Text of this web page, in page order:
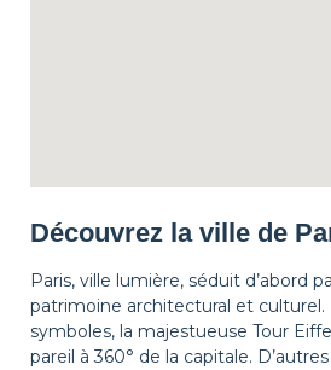
Découvrez la ville de
Paris, ville lumière, séduit d’abord
patrimoine architectural et culturel.
symboles, la majestueuse Tour
pareil à 360° de la capitale.